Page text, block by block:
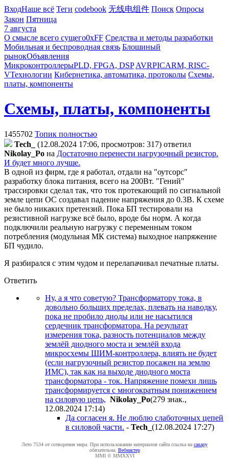
ВходНаше всё Теги codebook 无线电组件 Поиск Опросы
Закон Пятница
7 августа
О смысле всего сущего0xFF Средства и методы разработки
Мобильная и беспроводная связь Блошиный
рынокОбъявления
МикроконтроллерыPLD, FPGA, DSP AVRPICARM, RISC-
VТехнологии Кибернетика, автоматика, протоколы Схемы,
платы, компоненты
Схемы, платы, компоненты
1455702 Топик полностью
Tech_
(12.08.2024 17:06, просмотров: 317) ответил
Nikolay_Po на Достаточно перенести нагрузочный резистор.
И будет много лучше.
В одной из фирм, где я работал, отдали на "оутсорс"
разработку блока питания, всего на 200Вт. "Гений"
трассировки сделал так, что ток протекающий по сигнальной
земле цепи ОС создавал падение напряжения до 0.3В. К схеме
не было никаких претензий. Пока БП тестировали на
резистивной нагрузке всё было, вроде бы норм. А когда
подключили реальную нагрузку с переменным током
потребления (модульная МК система) выходное напряжение
БП чудило.
Я разбирался с этим чудом и перелапачивал печатные платы.
Ответить
Ну, а я что советую? Трансформатору тока, в
довольно больших пределах, плевать на наводку,
пока не пробило диоды или не насытился
сердечник трансформатора. На результат
измерения тока, разность потенциалов между
землёй диодного моста и землёй входа
микросхемы ШИМ-контроллера, влиять не будет
(если нагрузочный резистор посажен на землю
ИМС), так как на выходе диодного моста
трансформатора - ток. Напряжение помехи лишь
трансформируется с многократным понижением
на силовую цепь, Nikolay_Po(279 знак.,
12.08.2024 17:14)
Да согласен я. Не люблю слаботочных цепей
в силовой части. - Tech_ (12.08.2024 17:27)
Лето 7534 от сотворения мира. При использовании материалов сайта ссылка на caxapу
обязательна. Вебмастер
MMI © MMXXVI